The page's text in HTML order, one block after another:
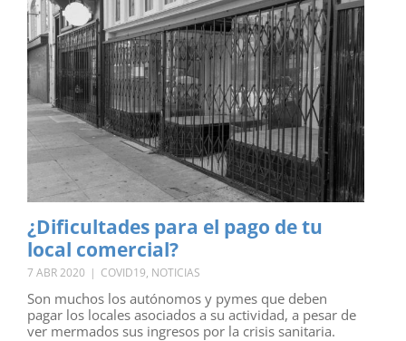
¿Dificultades para el pago de tu
local comercial?
7 ABR 2020 | COVID19, NOTICIAS
Son muchos los autónomos y pymes que deben
pagar los locales asociados a su actividad, a pesar de
ver mermados sus ingresos por la crisis sanitaria.